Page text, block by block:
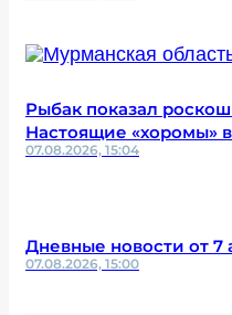
Рыбак показал
Настоящие «хоромы»
07.08.2026, 15:04
Дневные новости от 7
07.08.2026, 15:00